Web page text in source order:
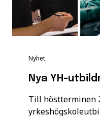
Nyhet
Nya YH-
Till höstterminen